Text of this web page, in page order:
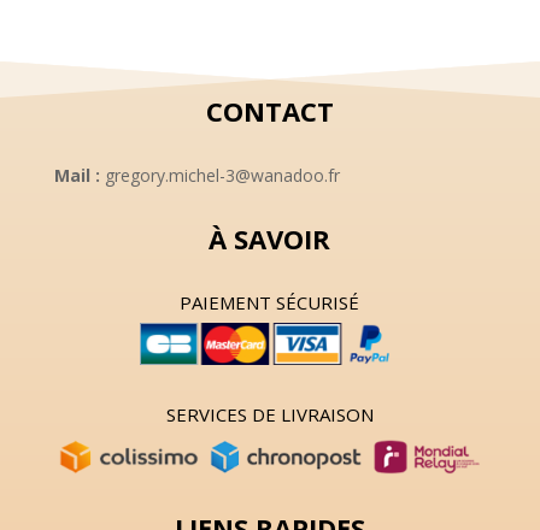
CONTACT
Mail : gregory.michel-3@wanadoo.fr
À SAVOIR
PAIEMENT SÉCURISÉ
SERVICES DE LIVRAISON